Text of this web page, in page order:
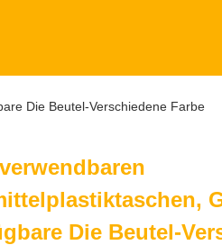
Die Beutel-Verschiedene Farbe
Die Beutel-